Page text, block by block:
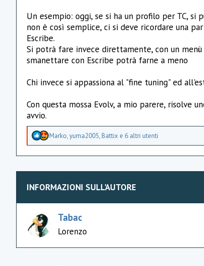
Un esempio: oggi, se si ha un profilo per TC,
non è così semplice, ci si deve ricordare una
Escribe.
Si potrà fare invece direttamente, con un
smanettare con Escribe potrà farne a meno
Chi invece si appassiona al "fine tuning" ed
Con questa mossa Evolv, a mio parere,
avvio.
A
r
z
a
Marko,yuma2005, Battix e 6 altri utenti
INFORMAZIONI SULL'AUTORE
Tabac
Lorenzo